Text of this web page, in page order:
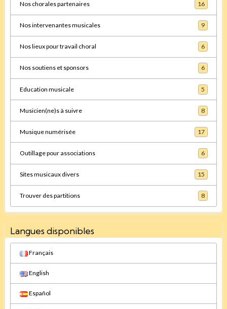
Nos chorales partenaires 16
Nos intervenantes musicales 9
Nos lieux pour travail choral 6
Nos soutiens et sponsors 6
Education musicale 5
Musicien(ne)s à suivre 8
Musique numérisée 17
Outillage pour associations 6
Sites musicaux divers 15
Trouver des partitions 8
Langues disponibles
Français
English
Español